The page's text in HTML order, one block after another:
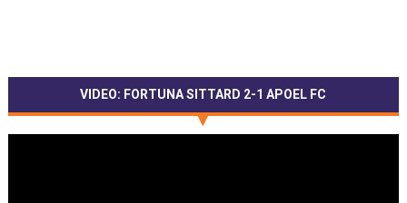
VIDEO: FORTUNA SITTARD 2-1 APOEL FC